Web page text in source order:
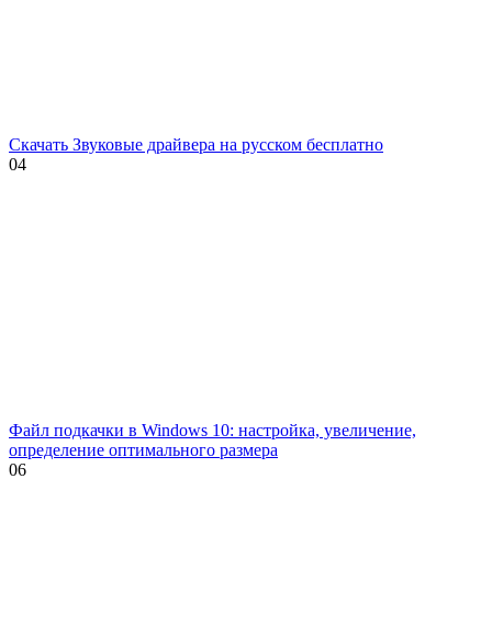
Скачать Звуковые драйвера на русском бесплатно
04
Файл подкачки в Windows 10: настройка, увеличение,
определение оптимального размера
06